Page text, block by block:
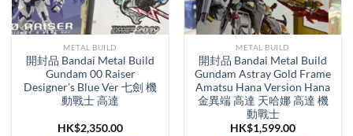
METAL BUILD
開封品 Bandai Metal Build
Gundam 00 Raiser
Designer’s Blue Ver 七劍 機
動戰士 高達
HK$2,350.00
METAL BUILD
開封品 Bandai Metal Build
Gundam Astray Gold Frame
Amatsu Hana Version Hana
金異端 高達 天哈娜 高達 機
動戰士
HK$1,599.00